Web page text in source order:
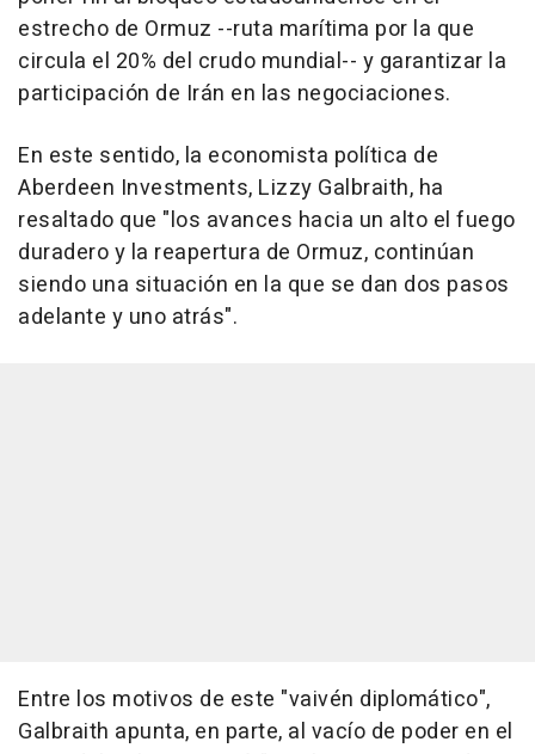
estrecho de Ormuz --ruta marítima por la que
circula el 20% del crudo mundial-- y garantizar la
participación de Irán en las negociaciones.
En este sentido, la economista política de
Aberdeen Investments, Lizzy Galbraith, ha
resaltado que "los avances hacia un alto el fuego
duradero y la reapertura de Ormuz, continúan
siendo una situación en la que se dan dos pasos
adelante y uno atrás".
Entre los motivos de este "vaivén diplomático",
Galbraith apunta, en parte, al vacío de poder en el